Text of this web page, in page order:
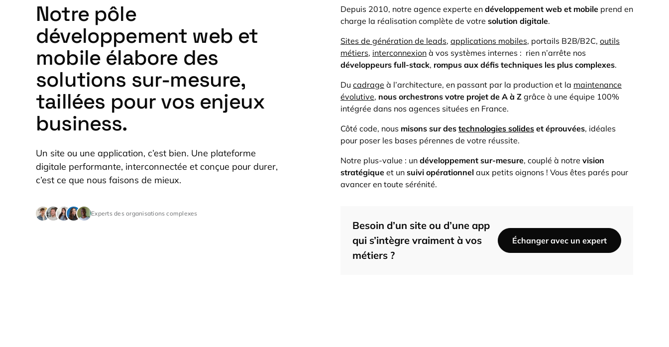
Notre pôle
développement web et
mobile élabore des
solutions sur-mesure,
taillées pour vos enjeux
business.
Un site ou une application, c’est bien. Une plateforme
digitale performante, interconnectée et conçue pour durer,
c’est ce que nous faisons de mieux.
Experts des organisations complexes
Depuis 2010, notre agence experte en développement web et mobile prend en
charge la réalisation complète de votre solution digitale.
Sites de génération de leads, applications mobiles, portails B2B/B2C, outils
métiers, interconnexion à vos systèmes internes : rien n’arrête nos
développeurs full-stack, rompus aux défis techniques les plus complexes.
Du cadrage à l’architecture, en passant par la production et la maintenance
évolutive, nous orchestrons votre projet de A à Z grâce à une équipe 100%
intégrée dans nos agences situées en France.
Côté code, nous misons sur des technologies solides et éprouvées, idéales
pour poser les bases pérennes de votre réussite.
Notre plus-value : un développement sur-mesure, couplé à notre vision
stratégique et un suivi opérationnel aux petits oignons ! Vous êtes parés pour
avancer en toute sérénité.
Besoin d’un site ou d’une app
qui s’intègre vraiment à vos
métiers ?
Échanger avec un expert